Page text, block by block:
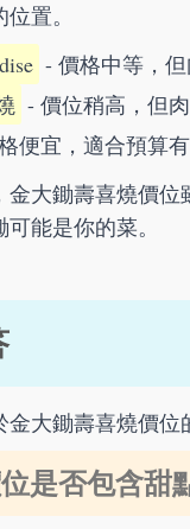
置。
- 價格中等，
- 價位稍高，但
便宜，適合預算
大鋤壽喜燒價
能是你的菜。
大鋤壽喜燒價
是否包含甜